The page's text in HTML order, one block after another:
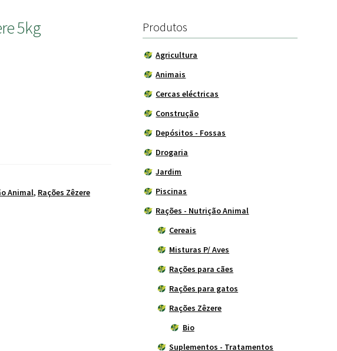
5kg
Animal, Rações Zêzere
Produtos
Agricultura
Animais
Cercas eléctricas
Construção
Depósitos - Fossas
Drogaria
Jardim
Piscinas
Rações - Nutrição Animal
Cereais
Misturas P/ Aves
Rações para cães
Rações para gatos
Rações Zêzere
Bio
Suplementos - Tratamentos